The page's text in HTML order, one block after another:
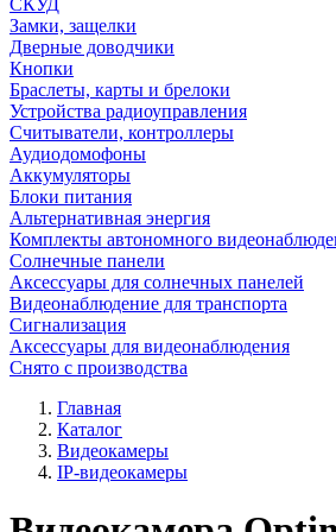
СКУД
Замки, защелки
Дверные доводчики
Кнопки
Браслеты, карты и брелоки
Устройства радиоуправления
Считыватели, контроллеры
Аудиодомофоны
Аккумуляторы
Блоки питания
Альтернативная энергия
Комплекты автономного
Солнечные панели
Аксессуары для солнечных панелей
Видеонаблюдение для транспорта
Сигнализация
Аксессуары для видеонаблюдения
Снято с производства
Главная
Каталог
Видеокамеры
IP-видеокамеры